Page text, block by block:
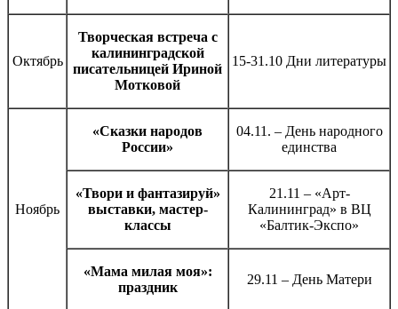
Октябрь
Творческая встреча с
калининградской
писательницей Ириной
Мотковой
15-31.10 Дни литературы
Ноябрь
«Сказки народов
России»
04.11. – День народного
единства
«Твори и фантазируй»
выставки, мастер-
классы
21.11 – «Арт-
Калининград» в ВЦ
«Балтик-Экспо»
«Мама милая моя»:
праздник
29.11 – День Матери